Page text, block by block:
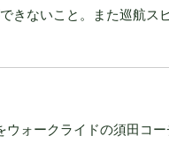
きないこと。また巡航ス
ォークライドの須田コ